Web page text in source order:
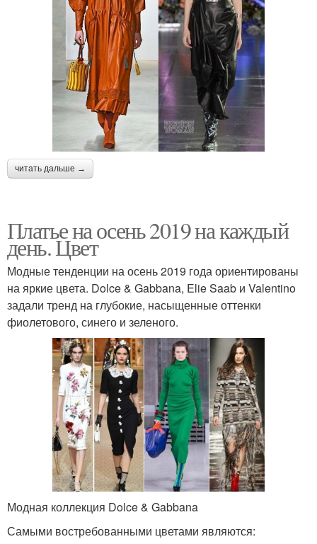
читать дальше →
Платье на осень 2019 на каждый
день. Цвет
Модные тенденции на осень 2019 года ориентированы
на яркие цвета. Dolce & Gabbana, Elie Saab и Valentino
задали тренд на глубокие, насыщенные оттенки
фиолетового, синего и зеленого.
Модная коллекция Dolce & Gabbana
Самыми востребованными цветами являются: